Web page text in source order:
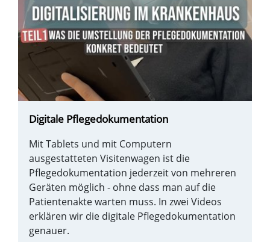
Digitale Pflegedokumentation
Mit Tablets und mit Computern
ausgestatteten Visitenwagen ist die
Pflegedokumentation jederzeit von mehreren
Geräten möglich - ohne dass man auf die
Patientenakte warten muss. In zwei Videos
erklären wir die digitale Pflegedokumentation
genauer.